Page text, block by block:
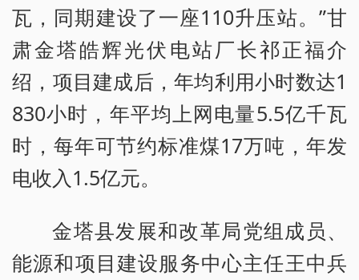
瓦，同期建设了一座110升压站。”甘
肃金塔皓辉光伏电站厂长祁正福介
绍，项目建成后，年均利用小时数达1
830小时，年平均上网电量5.5亿千瓦
时，每年可节约标准煤17万吨，年发
电收入1.5亿元。
金塔县发展和改革局党组成员、
能源和项目建设服务中心主任王中兵